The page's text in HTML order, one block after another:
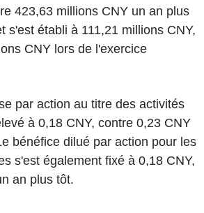
423,63 millions CNY un an plus
s'est établi à 111,21 millions CNY,
CNY lors de l'exercice
par action au titre des activités
à 0,18 CNY, contre 0,23 CNY
bénéfice dilué par action pour les
s'est également fixé à 0,18 CNY,
an plus tôt.